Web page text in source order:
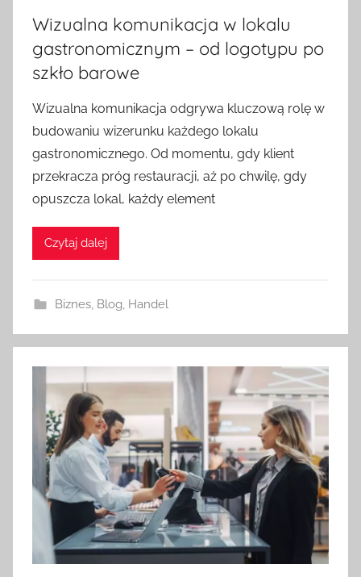
Wizualna komunikacja w lokalu
gastronomicznym – od logotypu po
szkło barowe
Wizualna komunikacja odgrywa kluczową rolę w
budowaniu wizerunku każdego lokalu
gastronomicznego. Od momentu, gdy klient
przekracza próg restauracji, aż po chwilę, gdy
opuszcza lokal, każdy element
Czytaj dalej
Biznes, Blog, Handel